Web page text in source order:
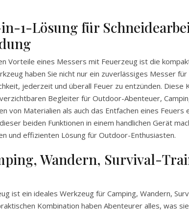
1-Lösung für
Vorteile eines Messers mit Feuerzeug ist die
haben Sie nicht nur ein zuverlässiges Messer
jederzeit und überall Feuer zu entzünden.
Begleiter für Outdoor-Abenteuer,
von Materialien als auch das Entfachen eines Feuers
beiden Funktionen in einem handlichen Gerät
und effizienten Lösung für Outdoor-Enthusiasten.
Wandern, Survival-
ist ein ideales Werkzeug für Camping, Wandern,
Kombination haben Abenteurer alles, was